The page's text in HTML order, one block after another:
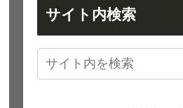
サイト内検索